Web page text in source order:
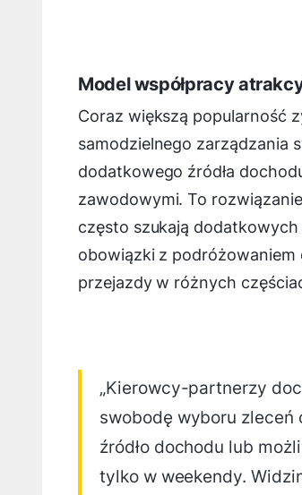
Model współpracy
Coraz większą popularność
samodzielnego zarządzania
dodatkowego źródła
zawodowymi. To
często szukają
obowiązki z podróżowaniem
przejazdy w różnych
„Kierowcy-partnerzy
swobodę wyboru
źródło dochodu lub
tylko w weekendy.